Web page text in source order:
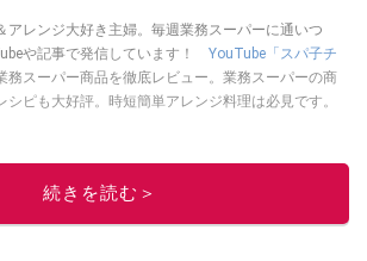
アレンジ大好き主婦。毎週業務スーパーに通いつ
や記事で発信しています！ YouTube「スパ子チ
務スーパー商品を徹底レビュー。業務スーパーの商
ピも大好評。時短簡単アレンジ料理は必見です。
このイチオシストの他の記事を読む
続きを読む＞